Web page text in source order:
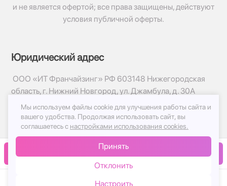
В корзину
и не является офертой; все права защищены, действуют
условия публичной оферты.
Юридический адрес
ООО «ИТ Франчайзинг» РФ 603148 Нижегородская
область, г. Нижний Новгород, ул. Джамбула, д. 30А
© 2017-2026г, База Цветов 24.ру
Политика конфиденциальности
Публичная оферта
Мы используем файлы cookie для улучшения работы сайта и
вашего удобства. Продолжая использовать сайт, вы
соглашаетесь с настройками использования cookies.
Принять
Отклонить
Настроить